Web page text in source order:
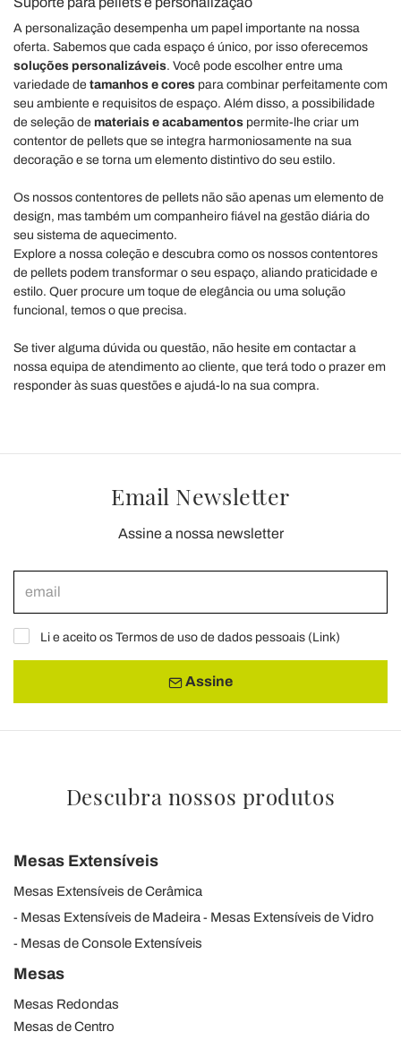
A personalização desempenha um papel importante na nossa
oferta. Sabemos que cada espaço é único, por isso oferecemos
soluções personalizáveis. Você pode escolher entre uma
variedade de tamanhos e cores para combinar perfeitamente com
seu ambiente e requisitos de espaço. Além disso, a possibilidade
de seleção de materiais e acabamentos permite-lhe criar um
contentor de pellets que se integra harmoniosamente na sua
decoração e se torna um elemento distintivo do seu estilo.
Os nossos contentores de pellets não são apenas um elemento de
design, mas também um companheiro fiável na gestão diária do
seu sistema de aquecimento.
Explore a nossa coleção e descubra como os nossos contentores
de pellets podem transformar o seu espaço, aliando praticidade e
estilo. Quer procure um toque de elegância ou uma solução
funcional, temos o que precisa.
Se tiver alguma dúvida ou questão, não hesite em contactar a
nossa equipa de atendimento ao cliente, que terá todo o prazer em
responder às suas questões e ajudá-lo na sua compra.
Email Newsletter
Assine a nossa newsletter
Li e aceito os Termos de uso de dados pessoais (Link)
Assine
Descubra nossos produtos
Mesas Extensíveis
Mesas Extensíveis de Cerâmica
Mesas Extensíveis de Madeira
Mesas Extensíveis de Vidro
Mesas de Console Extensíveis
Mesas
Mesas Redondas
Mesas de Centro